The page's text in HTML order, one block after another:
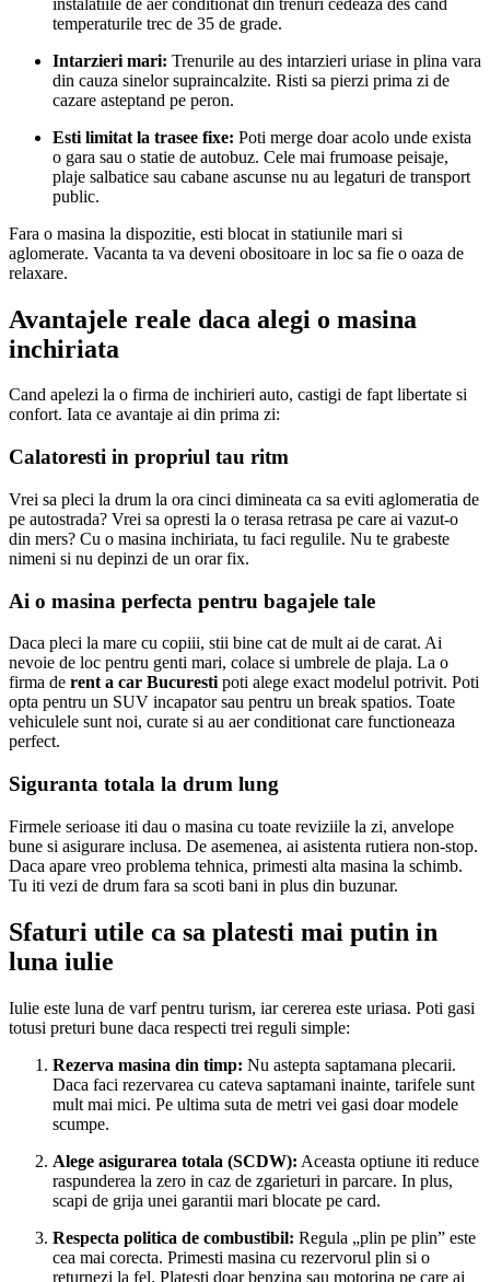
temperaturile trec de 35 de grade.
Intarzieri mari: Trenurile au des intarzieri uriase in plina vara
din cauza sinelor supraincalzite. Risti sa pierzi prima zi de
cazare asteptand pe peron.
Esti limitat la trasee fixe: Poti merge doar acolo unde exista
o gara sau o statie de autobuz. Cele mai frumoase peisaje,
plaje salbatice sau cabane ascunse nu au legaturi de transport
public.
Fara o masina la dispozitie, esti blocat in statiunile mari si
aglomerate. Vacanta ta va deveni obositoare in loc sa fie o oaza de
relaxare.
Avantajele reale daca alegi o masina
inchiriata
Cand apelezi la o firma de inchirieri auto, castigi de fapt libertate si
confort. Iata ce avantaje ai din prima zi:
Calatoresti in propriul tau ritm
Vrei sa pleci la drum la ora cinci dimineata ca sa eviti aglomeratia de
pe autostrada? Vrei sa opresti la o terasa retrasa pe care ai vazut-o
din mers? Cu o masina inchiriata, tu faci regulile. Nu te grabeste
nimeni si nu depinzi de un orar fix.
Ai o masina perfecta pentru bagajele tale
Daca pleci la mare cu copiii, stii bine cat de mult ai de carat. Ai
nevoie de loc pentru genti mari, colace si umbrele de plaja. La o
firma de rent a car Bucuresti poti alege exact modelul potrivit. Poti
opta pentru un SUV incapator sau pentru un break spatios. Toate
vehiculele sunt noi, curate si au aer conditionat care functioneaza
perfect.
Siguranta totala la drum lung
Firmele serioase iti dau o masina cu toate reviziile la zi, anvelope
bune si asigurare inclusa. De asemenea, ai asistenta rutiera non-stop.
Daca apare vreo problema tehnica, primesti alta masina la schimb.
Tu iti vezi de drum fara sa scoti bani in plus din buzunar.
Sfaturi utile ca sa platesti mai putin in
luna iulie
Iulie este luna de varf pentru turism, iar cererea este uriasa. Poti gasi
totusi preturi bune daca respecti trei reguli simple:
Rezerva masina din timp: Nu astepta saptamana plecarii.
Daca faci rezervarea cu cateva saptamani inainte, tarifele sunt
mult mai mici. Pe ultima suta de metri vei gasi doar modele
scumpe.
Alege asigurarea totala (SCDW): Aceasta optiune iti reduce
raspunderea la zero in caz de zgarieturi in parcare. In plus,
scapi de grija unei garantii mari blocate pe card.
Respecta politica de combustibil: Regula „plin pe plin” este
cea mai corecta. Primesti masina cu rezervorul plin si o
returnezi la fel. Platesti doar benzina sau motorina pe care ai